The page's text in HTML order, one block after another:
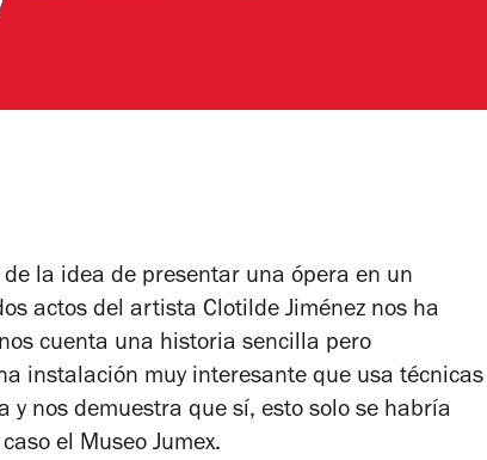
la idea de presentar una ópera en un
actos del artista Clotilde Jiménez nos ha
cuenta una historia sencilla pero
instalación muy interesante que usa técnicas
nos demuestra que sí, esto solo se habría
el Museo Jumex.